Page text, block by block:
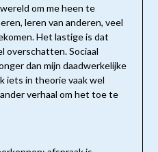
om me heen te
leren van anderen, veel
Het lastige is dat
overschatten. Sociaal
dan mijn daadwerkelijke
iets in theorie vaak wel
verhaal om het toe te